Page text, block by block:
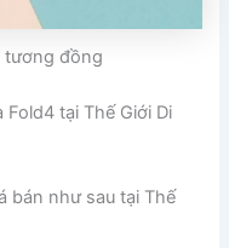
tương đồng
Fold4 tại Thế Giới Di
bán như sau tại Thế